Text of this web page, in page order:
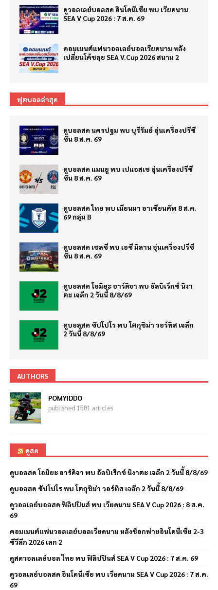
ดูวอลเลย์บอลสด อินโดนีเซีย พบ เวียดนาม
SEA V Cup 2026 : 7 ส.ค. 69
คอมเมนต์แฟนวอลเลย์บอลเวียดนาม หลัง
เปลี่ยนโค้ชลุย SEA V.Cup 2026 สนาม 2
ฟุตบอลล่าสุด
ดูบอลสด นครปฐม พบ บุรีรัมย์ อุ่นเครื่องปรีซี
ซั่น 8 ส.ค. 69
ดูบอลสด แมนยู พบ เปแอสเช อุ่นเครื่องปรีซี
ซั่น 8 ส.ค. 69
ดูบอลสด ไทย พบ เมียนมา อาเซียนคัพ 8 ส.ค.
69 กลุ่ม B
ดูบอลสด เชลซี พบ เอซี มิลาน อุ่นเครื่องปรีซี
ซั่น 8 ส.ค. 69
ดูบอลสด โอมิยะ อาร์ดิจา พบ อัลบิเร็กซ์ นิงา
ตะ เจลีก 2 วันนี้ 8/8/69
ดูบอลสด ซัปโปโร พบ โตกุชิม่า วอร์ทิส เจลีก
2 วันนี้ 8/8/69
AUTHORS
POMYIDDO
published 1581 articles
ดูสด
ดูบอลสด โอมิยะ อาร์ดิจา พบ อัลบิเร็กซ์ นิงาตะ เจลีก 2 วันนี้ 8/8/69
ดูบอลสด ซัปโปโร พบ โตกุชิม่า วอร์ทิส เจลีก 2 วันนี้ 8/8/69
ดูวอลเลย์บอลสด ฟิลิปปินส์ พบ เวียดนาม SEA V Cup 2026 : 8 ส.ค.
69
คอมเมนต์แฟนวอลเลย์บอลเวียดนาม หลังช็อกพ่ายอินโดนีเซีย 2-3
ซีวีลีก 2026 เลก 2
ดูสดวอลเลย์บอล ไทย พบ ฟิลิปปินส์ SEA V Cup 2026 : 7 ส.ค. 69
ดูวอลเลย์บอลสด อินโดนีเซีย พบ เวียดนาม SEA V Cup 2026 : 7 ส.ค.
69